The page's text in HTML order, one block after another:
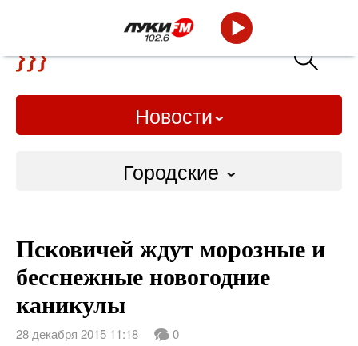
Новости
Городские
Слово Дело
Народные
ВТРК
Псковичей ждут морозные и
бесснежные новогодние
каникулы
28 декабря 2015 11:18 0